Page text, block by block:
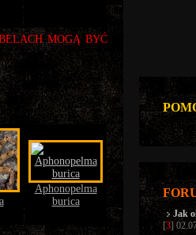
MOGĄ BYĆ
Aphonopelma
burica
Jak
[3]